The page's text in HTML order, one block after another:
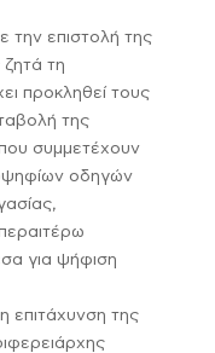
την επιστολή της
τη
προκληθεί τους
της
συμμετέχουν
οδηγών
για ψήφιση
επιτάχυνση της